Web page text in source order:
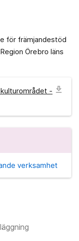
för främjandestöd
Örebro läns
- download
verksamhet